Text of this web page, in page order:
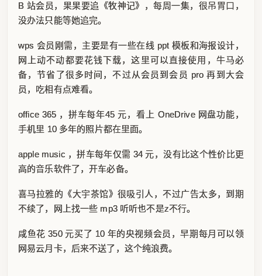
B 站会员，果果要追《牧神记》，每周一集，很吊胃口，
没办法只能等她追完。
wps 会员刚需，主要是有一些在线 ppt 模板和海报设计，
网上动不动都要花钱下载，这里可以直接使用，牛马必
备，节省了很多时间，不过从会员到会员 pro 再到大会
员，吃相有点难看。
office 365 ，拼车每年45 元，看上 OneDrive 网盘功能，
手机里 10 多年的照片都在里面。
apple music ，拼车每年仅需 34 元，没有比这个性价比更
高的音乐软件了，开车必备。
喜马拉雅的《大宇茶馆》很吸引人，不过广告太多，到期
不续了，网上找一些 mp3 听听也不是z不行。
咸鱼花 350 元买了 10 年的央视频会员，早期每月可以领
网易云月卡，后来不送了，这个纯浪费。